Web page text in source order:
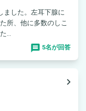
ました。左耳下腺に
所、他に多数のしこ
...
5名が回答
navigate_next